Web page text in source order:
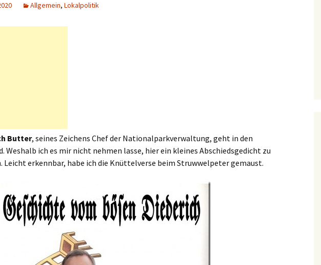
Allgemein, Lokalpolitik
Butter, seines Zeichens Chef der Nationalparkverwaltung, geht in den
Weshalb ich es mir nicht nehmen lasse, hier ein kleines Abschiedsgedicht zu
Leicht erkennbar, habe ich die Knüttelverse beim Struwwelpeter gemaust.